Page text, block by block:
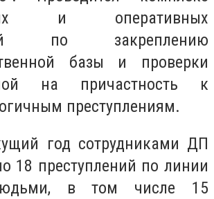
и оперативных
по закреплению
базы и проверки
на причастность к
преступлениям.
год сотрудниками ДП
18 преступлений по линии
в том числе 15